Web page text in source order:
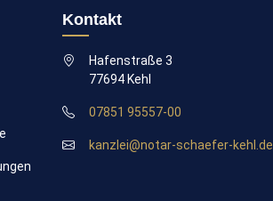
Kontakt
Hafenstraße 3
77694 Kehl
07851 95557-00
kanzlei@notar-schaefer-kehl.de